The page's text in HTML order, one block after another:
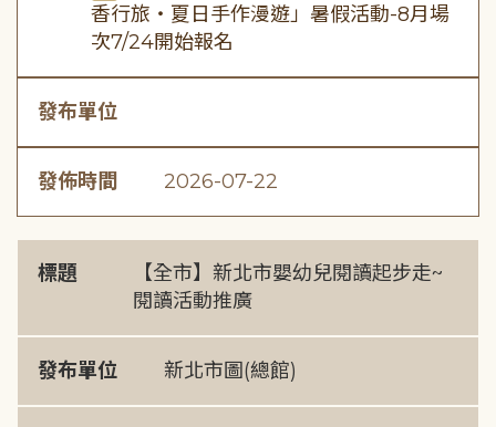
香行旅・夏日手作漫遊」暑假活動-8月場
次7/24開始報名
發布單位
發佈時間 2026-07-22
標題
【全市】新北市嬰幼兒閱讀起步走~
閱讀活動推廣
發布單位 新北市圖(總館)